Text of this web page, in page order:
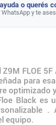
o querés
y te
Z9M FLOE
para
optimizado
Black
equipo.